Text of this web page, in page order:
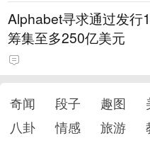
Alphabet寻求通过发行
筹集至多250亿美元
奇闻 段子 趣图
八卦
情感 旅游